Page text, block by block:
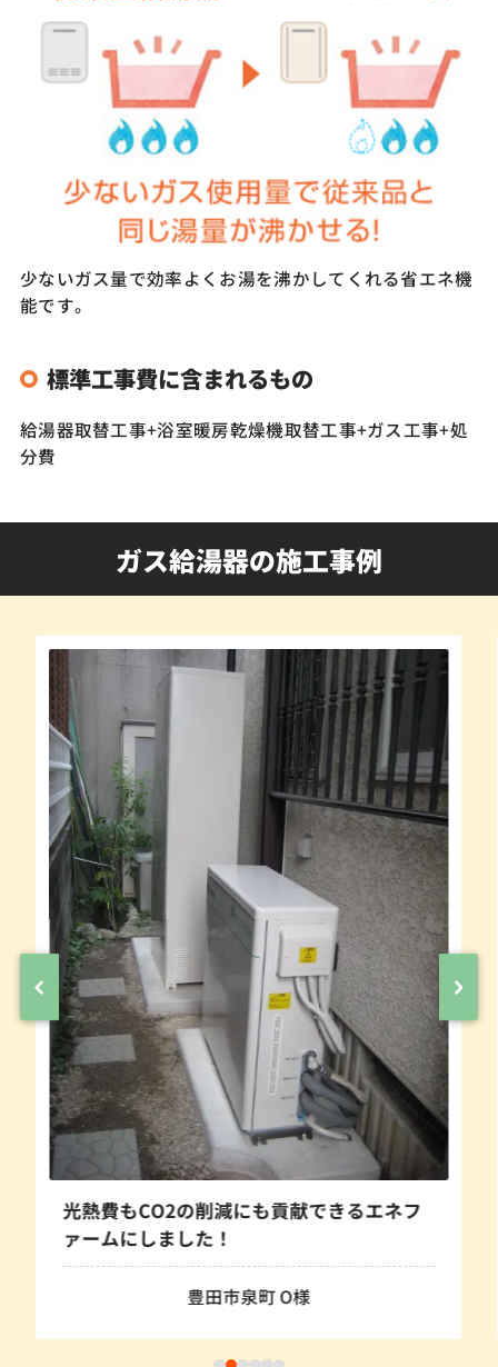
少ないガス量で効率よくお湯を沸かしてくれる省エネ機
能です。
標準工事費に含まれるもの
給湯器取替工事+浴室暖房乾燥機取替工事+ガス工事+処
分費
ガス給湯器の施工事例
光熱費もCO2の削減にも貢献できるエネフ
ァームにしました！
豊田市泉町 O様